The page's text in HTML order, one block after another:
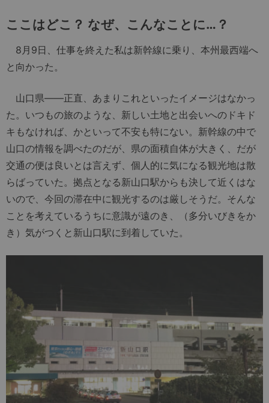
ここはどこ？ なぜ、こんなことに…？
8月9日、仕事を終えた私は新幹線に乗り、本州最西端へ
と向かった。
山口県――正直、あまりこれといったイメージはなかっ
た。いつもの旅のような、新しい土地と出会いへのドキド
キもなければ、かといって不安も特にない。新幹線の中で
山口の情報を調べたのだが、県の面積自体が大きく、だが
交通の便は良いとは言えず、個人的に気になる観光地は散
らばっていた。拠点となる新山口駅からも決して近くはな
いので、今回の滞在中に観光するのは厳しそうだ。そんな
ことを考えているうちに意識が遠のき、（多分いびきをか
き）気がつくと新山口駅に到着していた。